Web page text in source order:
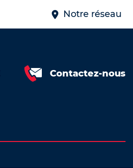
Notre réseau
Contactez-nous